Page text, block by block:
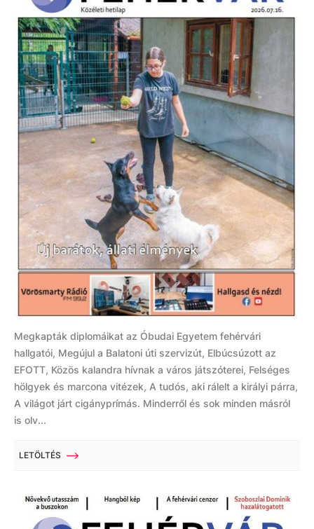
Megkapták diplomáikat az Óbudai Egyetem fehérvári
hallgatói, Megújul a Balatoni úti szervizút, Elbúcsúzott az
EFOTT, Közös kalandra hívnak a város játszóterei, Felséges
hölgyek és marcona vitézek, A tudós, aki rálelt a királyi párra,
A világot járt cigányprímás. Minderről és sok minden másról
is olv...
LETÖLTÉS